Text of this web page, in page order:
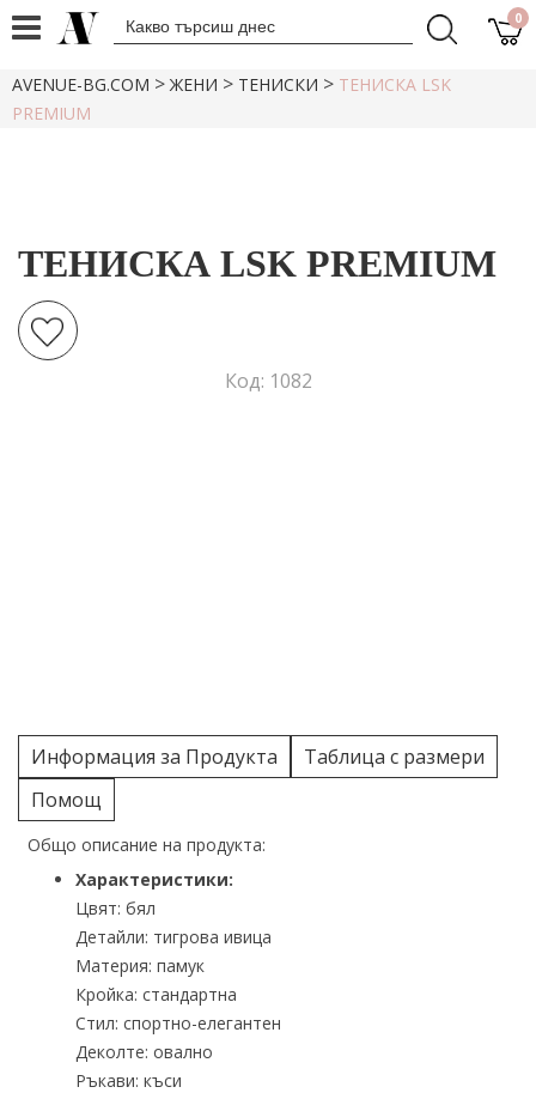
0
AVENUE-BG.COM >ЖЕНИ > ТЕНИСКИ > ТЕНИСКА LSK
PREMIUM
ТЕНИСКА LSK PREMIUM
Код: 1082
Информация за Продукта
Таблица с размери
Помощ
Общо описание на продукта:
Характеристики:
Цвят: бял
Детайли: тигрова ивица
Материя: памук
Кройка: стандартна
Стил: спортно-елегантен
Деколте: овално
Ръкави: къси